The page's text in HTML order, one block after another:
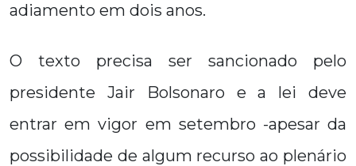
adiamento em dois anos.
O texto precisa ser sancionado pelo
presidente Jair Bolsonaro e a lei deve
entrar em vigor em setembro -apesar da
possibilidade de algum recurso ao plenário